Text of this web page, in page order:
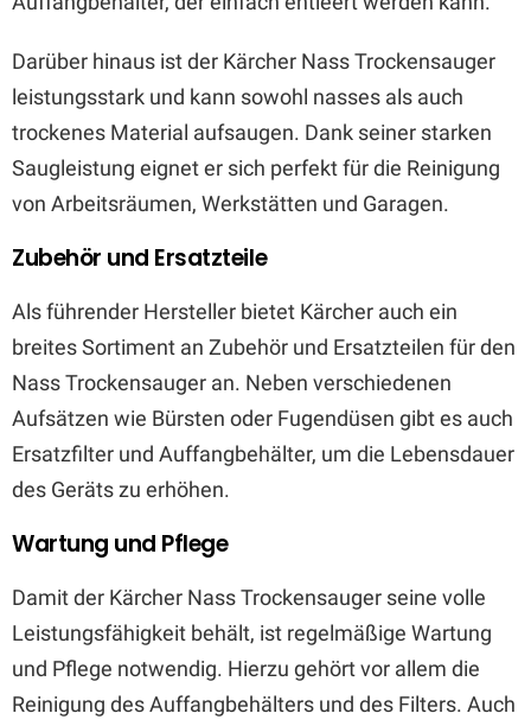
Darüber hinaus ist der Kärcher Nass Trockensauger
leistungsstark und kann sowohl nasses als auch
trockenes Material aufsaugen. Dank seiner starken
Saugleistung eignet er sich perfekt für die Reinigung
von Arbeitsräumen, Werkstätten und Garagen.
Zubehör und Ersatzteile
Als führender Hersteller bietet Kärcher auch ein
breites Sortiment an Zubehör und Ersatzteilen für den
Nass Trockensauger an. Neben verschiedenen
Aufsätzen wie Bürsten oder Fugendüsen gibt es auch
Ersatzfilter und Auffangbehälter, um die Lebensdauer
des Geräts zu erhöhen.
Wartung und Pflege
Damit der Kärcher Nass Trockensauger seine volle
Leistungsfähigkeit behält, ist regelmäßige Wartung
und Pflege notwendig. Hierzu gehört vor allem die
Reinigung des Auffangbehälters und des Filters. Auch